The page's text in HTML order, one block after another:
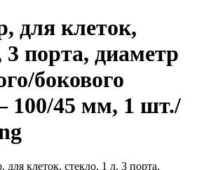
для клеток,
3 порта, диаметр
бокового
100/45 мм, 1 шт./